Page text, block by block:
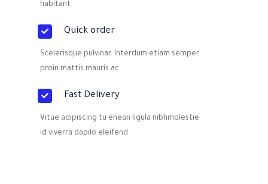
habitant
Quick order
Scelerisque pulvinar. Interdum etiam semper
proin mattis mauris ac.
Fast Delivery
Vitae adipiscing tu enean ligula nibhmolestie
id viverra dapilo eleifend